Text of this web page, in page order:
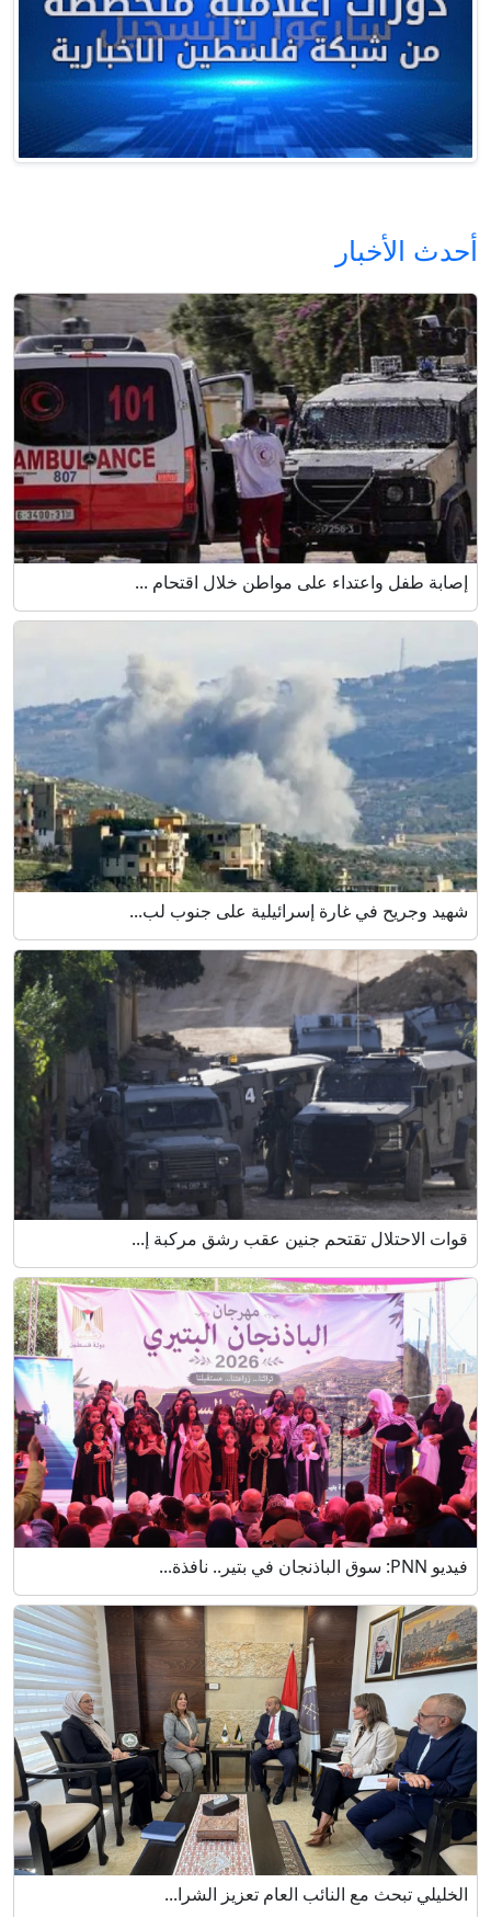
أحدث الأخبار
إصابة طفل واعتداء على مواطن خلال اقتحام ...
شهيد وجريح في غارة إسرائيلية على جنوب لب...
قوات الاحتلال تقتحم جنين عقب رشق مركبة إ...
فيديو PNN: سوق الباذنجان في بتير.. نافذة...
الخليلي تبحث مع النائب العام تعزيز الشرا...